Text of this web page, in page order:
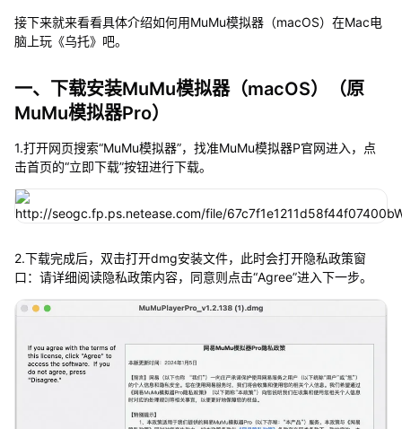
接下来就来看看具体介绍如何用MuMu模拟器（macOS）在Mac电
脑上玩《乌托》吧。
一、下载安装MuMu模拟器（macOS）（原
MuMu模拟器Pro）
1.打开网页搜索“MuMu模拟器”，找准MuMu模拟器P官网进入，点
击首页的“立即下载”按钮进行下载。
2.下载完成后，双击打开dmg安装文件，此时会打开隐私政策窗
口：请详细阅读隐私政策内容，同意则点击“Agree”进入下一步。